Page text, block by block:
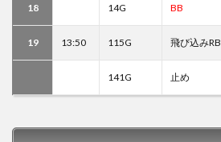
18 14G BB
19 13:50 115G 飛び込みRB
141G 止め